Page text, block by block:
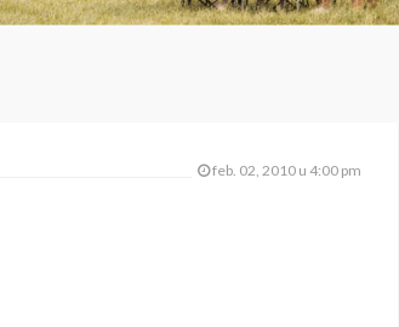
feb. 02, 2010 u 4:00 pm